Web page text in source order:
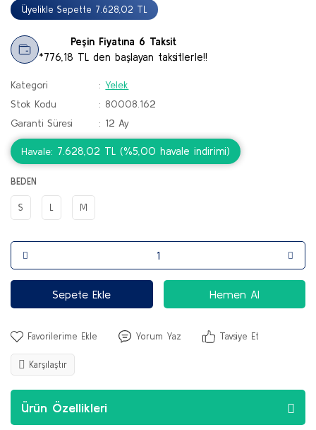
Üyelikle Sepette 7.628,02 TL
Peşin Fiyatına 6 Taksit
*776,18 TL den başlayan taksitlerle!!
Kategori
Yelek
Stok Kodu
80008.162
Garanti Süresi
12 Ay
Havale 7.628,02 TL (%5,00 havale indirimi)
BEDEN
S L M
Sepete Ekle Hemen Al
Yorum Yaz Tavsiye Et
Karşılaştır
Ürün Özellikleri